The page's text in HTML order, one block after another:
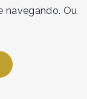
consentimento
navegando. Ou